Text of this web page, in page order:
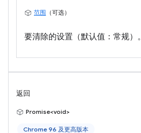
范围 （可选）
要清除的设置（默认值：常规）。
返回
Promise<void>
Chrome 96 及更高版本